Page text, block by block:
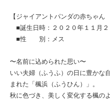
【ジャイアントパンダの赤ちゃん
■誕生日時：２０２０年１１月
■性 別：メス
〜名前に込められた思い〜
いい夫婦（ふうふ）の日に豊かな
まれた「楓浜（ふうひん）」。
秋に色づき、美しく変化する楓の